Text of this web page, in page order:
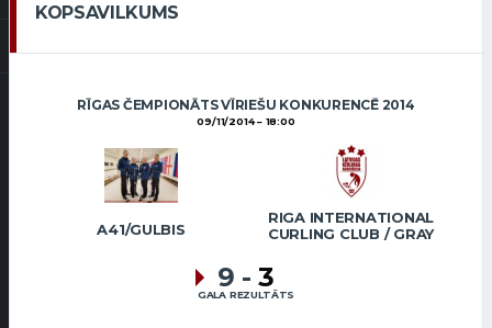
KOPSAVILKUMS
RĪGAS ČEMPIONĀTS VĪRIEŠU KONKURENCĒ 2014
09/11/2014 18:00
A41/GULBIS
RIGA INTERNATIONAL
CURLING CLUB / GRAY
9 - 3
GALA REZULTĀTS